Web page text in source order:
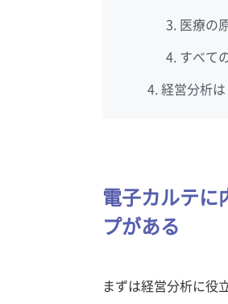
医療の
すべて
経営分析
電子カルテに
プがある
まずは経営分析に役